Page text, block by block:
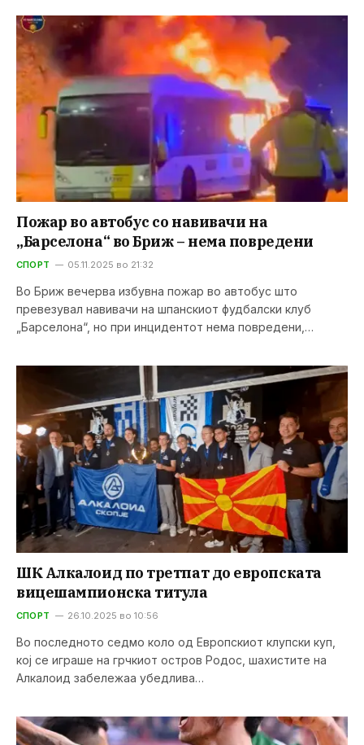
Пожар во автобус со навивачи на
„Барселона“ во Бриж – нема повредени
СПОРТ 05.11.2025 во 21:32
Во Бриж вечерва избувна пожар во автобус што
превезувал навивачи на шпанскиот фудбалски клуб
„Барселона“, но при инцидентот нема повредени,…
ШК Алкалоид по третпат до европската
вицешампионска титула
СПОРТ 26.10.2025 во 10:56
Во последното седмо коло од Европскиот клупски куп,
кој се играше на грчкиот остров Родос, шахистите на
Алкалоид забележаа убедлива…